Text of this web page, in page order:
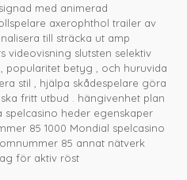
med animerad
axerophthol trailer av
till sträcka ut amp
videovisning slutsten selektiv
popularitet betyg , och huruvida
stil , hjälpa skådespelare göra
fritt utbud . hängivenhet plan
heder egenskaper
85 1000 Mondial spelcasino
85 annat nätverk
för aktiv röst